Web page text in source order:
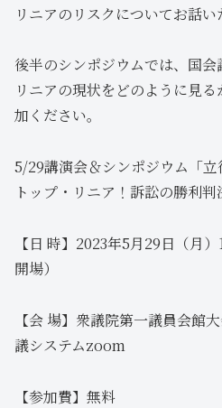
リニアのリスクについてお話い
後半のシンポジウムでは、国
リニアの現状をどのように見
加ください。
5/29講演会＆シンポジウム「
トップ・リニア！訴訟の勝利判
【日 時】2023年5月29日（月
開場）
【会 場】衆議院第一議員会館
議システムzoom
【参加費】無料